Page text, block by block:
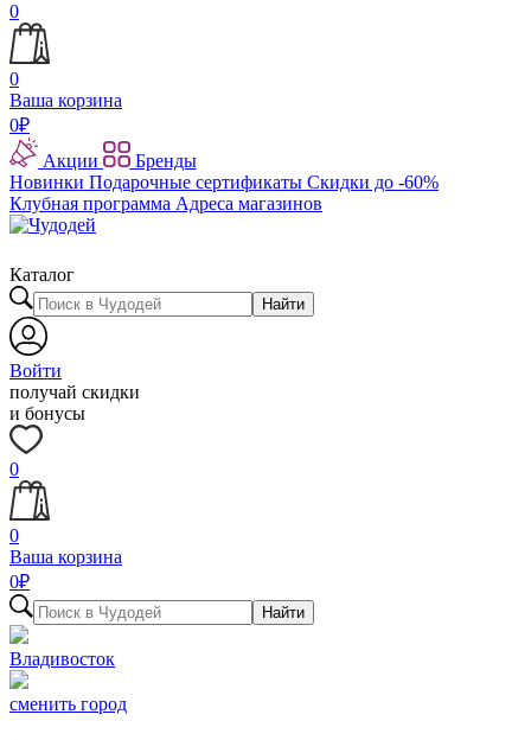
0
0
Ваша корзина
0₽
Акции
Бренды
Новинки Подарочные сертификаты Скидки до -60%
Клубная программа Адреса магазинов
Каталог
Найти
Войти
получай скидки
и бонусы
0
0
Ваша корзина
0₽
Найти
Владивосток
сменить город